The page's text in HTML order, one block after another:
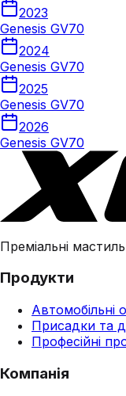
2023
Genesis GV70
2024
Genesis GV70
2025
Genesis GV70
2026
Genesis GV70
Преміальні
Продукти
Автомобільні
Присадки та
Професійні
Компанія